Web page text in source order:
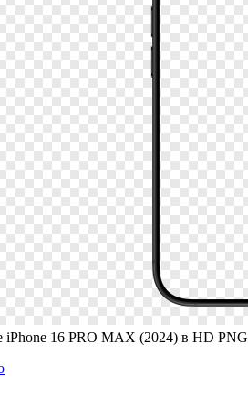
iPhone 16 PRO MAX (2024) в HD